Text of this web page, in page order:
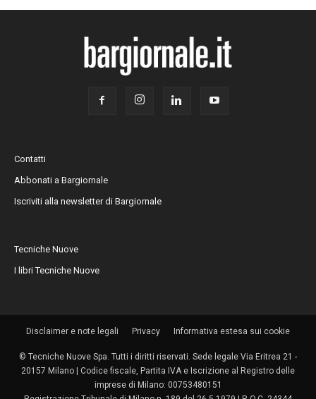
Contatti
Abbonati a Bargiornale
Iscriviti alla newsletter di Bargiornale
Tecniche Nuove
I libri Tecniche Nuove
Disclaimer e note legali Privacy Informativa estesa sui cookie
© Tecniche Nuove Spa. Tutti i diritti riservati. Sede legale Via Eritrea 21 -
20157 Milano | Codice fiscale, Partita IVA e Iscrizione al Registro delle
imprese di Milano: 00753480151